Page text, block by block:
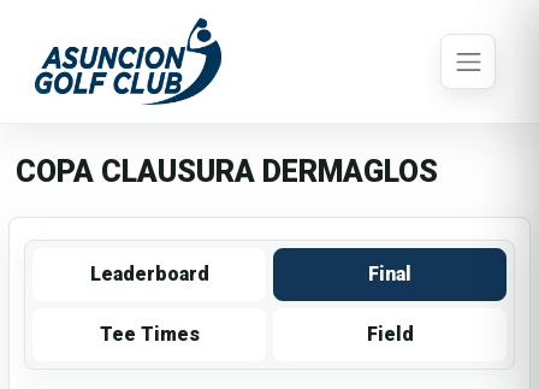
COPA CLAUSURA DERMAGLOS
Leaderboard Final
Tee Times Field